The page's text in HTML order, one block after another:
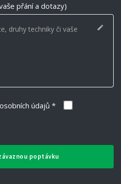
přání a dotazy)
údajů *
poptávku